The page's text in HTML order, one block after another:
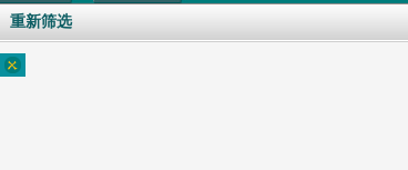
重新筛选